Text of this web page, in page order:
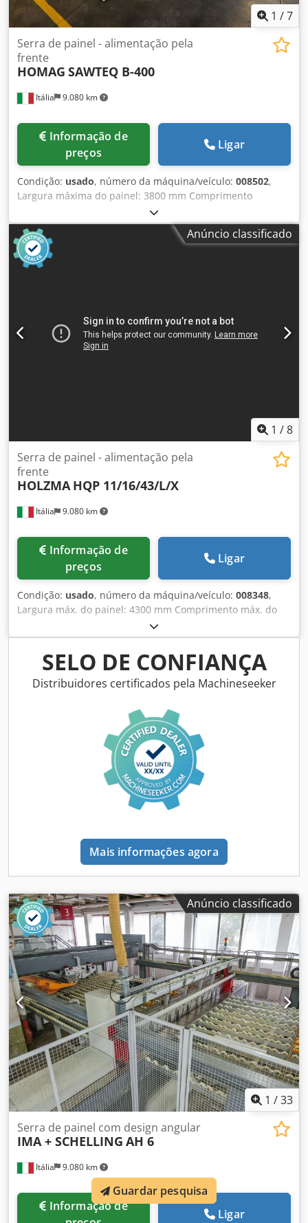
1 /7
Itália 9.080 km
Serra de painel - alimentação pela
frente
HOMAG SAWTEQ B-400
preços
Ligar
Condição: usado, número da máquina/veículo: 008502,
Largura máxima do painel: 3800 mm Comprimento
máximo do painel: 3800 mm Avanço máximo da lâmina
principal: 115 mm Número de pinças de fixação: 11 Csdpey
Edp Hjfx Afpeha
Anúncio classificado
1 /8
Itália 9.080 km
Serra de painel - alimentação pela
frente
HOLZMA HQP 11/16/43/L/X
preços
Ligar
Condição: usado, número da máquina/veículo: 008348,
Largura máx. do painel: 4300 mm Comprimento máx. do
painel: 1600 mm Avanço máx. da lâmina principal: 125 mm
Número de pinças de fixação: 5 Codpfjyl Iiiex Afpjha
SELO DE CONFIANÇA
Distribuidores certificados pela Machineseeker
Mais informações agora
Anúncio classificado
1 /33
Itália 9.080 km
Serra de painel com design angular
IMA + SCHELLING AH 6
Ligar
Guardar pesquisa